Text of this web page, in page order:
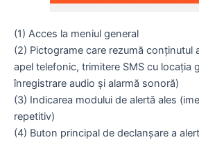
(1) Acces la meniul general
(2) Pictograme care rezumă conținutul
apel telefonic, trimitere SMS cu locația
înregistrare audio și alarmă sonoră)
(3) Indicarea modului de alertă ales
repetitiv)
(4) Buton principal de declanșare a